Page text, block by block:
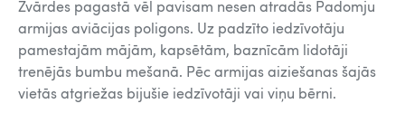
Zvārdes pagastā vēl pavisam nesen atradās Padomju
armijas aviācijas poligons. Uz padzīto iedzīvotāju
pamestajām mājām, kapsētām, baznīcām lidotāji
trenējās bumbu mešanā. Pēc armijas aiziešanas šajās
vietās atgriežas bijušie iedzīvotāji vai viņu bērni.